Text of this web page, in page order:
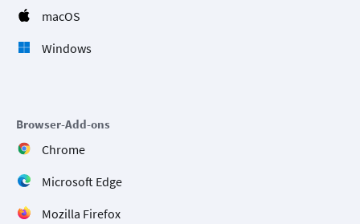
macOS
Windows
Browser-Add-ons
Chrome
Microsoft Edge
Mozilla Firefox